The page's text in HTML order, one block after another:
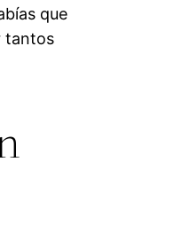
que
tantos